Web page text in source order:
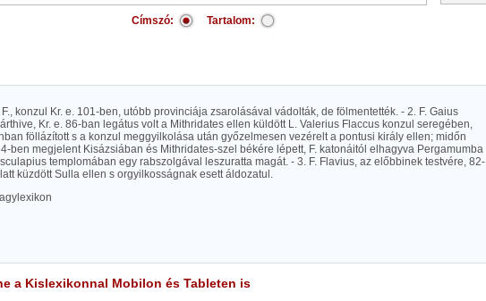
Címszó: Tartalom:
konzul Kr. e. 101-ben, utóbb provinciája zsarolásával vádolták, de fölmentették. - 2. F. Gaius
Kr. e. 86-ban legátus volt a Mithridates ellen küldött L. Valerius Flaccus konzul seregében,
föllázított s a konzul meggyilkolása után győzelmesen vezérelt a pontusi király ellen; midőn
ben megjelent Kisázsiában és Mithridates-szel békére lépett, F. katonáitól elhagyva Pergamumba
templomában egy rabszolgával leszuratta magát. - 3. F. Flavius, az előbbinek testvére, 82-
küzdött Sulla ellen s orgyilkosságnak esett áldozatul.
a Kislexikonnal Mobilon és Tableten is